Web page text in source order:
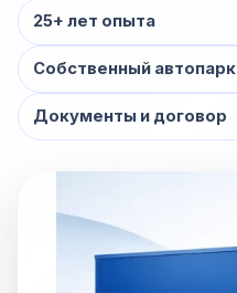
25+ лет опыта
Собственный автопарк
Документы и договор